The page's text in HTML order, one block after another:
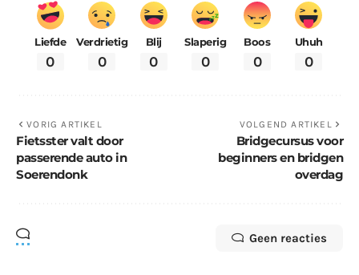
Liefde
0
Verdrietig
0
Blij
0
Slaperig
0
Boos
0
Uhuh
0
VORIG ARTIKEL
Fietsster valt door
passerende auto in
Soerendonk
VOLGEND ARTIKEL
Bridgecursus voor
beginners en bridgen
overdag
Geen reacties